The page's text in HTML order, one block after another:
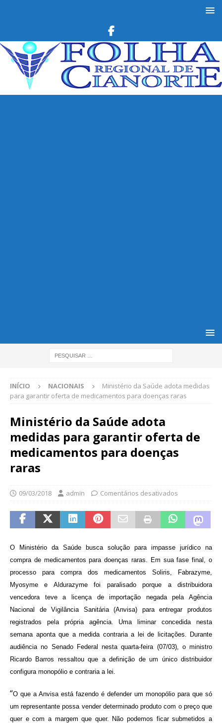
INÍCIO NACIONAIS
Ministério da Saúde adota medidas
para garantir oferta de medicamentos para doenças raras
Ministério da Saúde adota
medidas para garantir oferta de
medicamentos para doenças
raras
09/03/2018 admin Comentários desativados
O Ministério da Saúde busca solução para impasse jurídico na
compra de medicamentos para doenças raras. Em sua fase final, o
processo para compra dos medicamentos Soliris, Fabrazyme,
Myosyme e Aldurazyme foi paralisado porque a distribuidora
vencedora teve a licença de importação negada pela Agência
Nacional de Vigilância Sanitária (Anvisa) para entregar produtos
registrados pela própria agência. Uma liminar concedida nesta
semana aponta que a medida contraria a lei de licitações. Durante
audiência no Senado Federal nesta quarta-feira (07/03), o ministro
Ricardo Barros ressaltou que a definição de um único distribuidor
configura monopólio e contraria a lei.
“O que a Anvisa está fazendo é defender um monopólio para que só
um representante possa vender determinado produto com o preço que
quer e com a margem que quer. Não podemos ficar submetidos a